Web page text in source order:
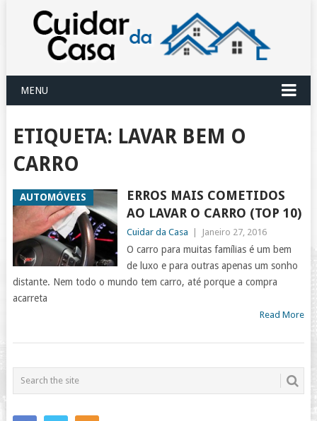
MENU
ETIQUETA: LAVAR BEM O
CARRO
AUTOMÓVEIS
ERROS MAIS COMETIDOS
AO LAVAR O CARRO (TOP 10)
Cuidar da Casa Janeiro 27, 2016
O carro para muitas famílias é um bem
de luxo e para outras apenas um sonho
distante. Nem todo o mundo tem carro, até porque a compra
acarreta
Read More